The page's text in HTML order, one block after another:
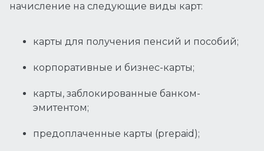
начисление на следующие виды карт:
карты для получения пенсий и пособий;
корпоративные и бизнес-карты;
карты, заблокированные банком-
эмитентом;
предоплаченные карты (prepaid);